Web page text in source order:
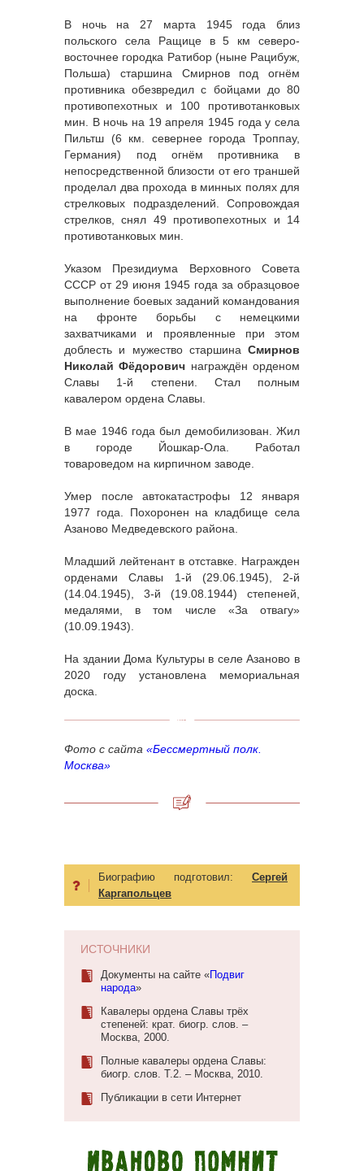
В ночь на 27 марта 1945 года близ
польского села Ращице в 5 км северо-
восточнее городка Ратибор (ныне Рацибуж,
Польша) старшина Смирнов под огнём
противника обезвредил с бойцами до 80
противопехотных и 100 противотанковых
мин. В ночь на 19 апреля 1945 года у села
Пильтш (6 км. севернее города Троппау,
Германия) под огнём противника в
непосредственной близости от его траншей
проделал два прохода в минных полях для
стрелковых подразделений. Сопровождая
стрелков, снял 49 противопехотных и 14
противотанковых мин.
Указом Президиума Верховного Совета
СССР от 29 июня 1945 года за образцовое
выполнение боевых заданий командования
на фронте борьбы с немецкими
захватчиками и проявленные при этом
доблесть и мужество старшина Смирнов
Николай Фёдорович награждён орденом
Славы 1-й степени. Стал полным
кавалером ордена Славы.
В мае 1946 года был демобилизован. Жил
в городе Йошкар-Ола. Работал
товароведом на кирпичном заводе.
Умер после автокатастрофы 12 января
1977 года. Похоронен на кладбище села
Азаново Медведевского района.
Младший лейтенант в отставке. Награжден
орденами Славы 1-й (29.06.1945), 2-й
(14.04.1945), 3-й (19.08.1944) степеней,
медалями, в том числе «За отвагу»
(10.09.1943).
На здании Дома Культуры в селе Азаново в
2020 году установлена мемориальная
доска.
Фото с сайта «Бессмертный полк.
Москва»
Биографию подготовил: Сергей
Каргапольцев
ИСТОЧНИКИ
Документы на сайте «Подвиг
народа»
Кавалеры ордена Славы трёх
степеней: крат. биогр. слов. –
Москва, 2000.
Полные кавалеры ордена Славы:
биогр. слов. Т.2. – Москва, 2010.
Публикации в сети Интернет